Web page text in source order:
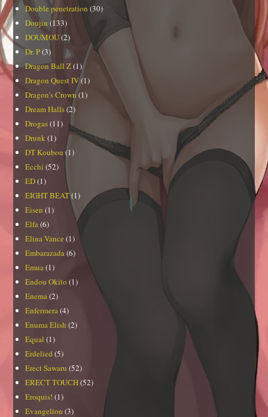
Double penetration (30)
Doujin (133)
DOUMOU(2)
Dr. P(3)
Dragon Ball Z(1)
Dragon Quest IV(1)
Dragon's Crown (1)
Dream Halls(2)
Drogas(11)
Drunk (1)
DT Koubou (1)
Ecchi (52)
ED(1)
EIGHT BEAT(1)
Eisen (1)
Elfa(6)
Elina Vance (1)
Embarazada(6)
Emua(1)
Endou Okito (1)
Enema(2)
Enfermera(4)
Enuma Elish (2)
Equal (1)
Erdelied (5)
Erect Sawaru (52)
ERECT TOUCH(52)
Eroquis! (1)
Evangelion (3)